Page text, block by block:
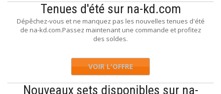
Tenues d'été sur na-kd.com
Dépêchez-vous et ne manquez pas les nouvelles tenues d'été
de na-kd.com.Passez maintenant une commande et profitez
des soldes.
VOIR L'OFFRE
Nouveaux sets disponibles sur na-